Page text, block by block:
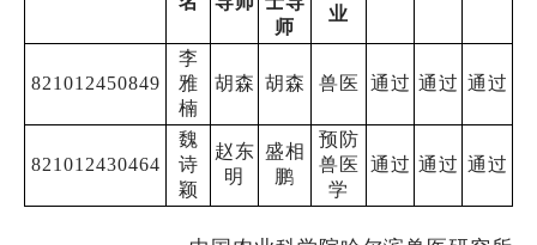
师
业
821012450849
李
雅
楠
胡森 胡森 兽医 通过 通过 通过
821012430464
魏
诗
颖
赵东
明
盛相
鹏
预防
兽医
学
通过 通过 通过